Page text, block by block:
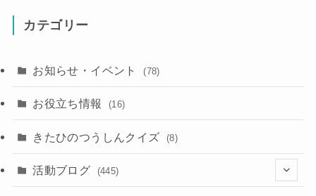
カテゴリー
お知らせ・イベント (78)
お役立ち情報 (16)
きたひのつうしんクイズ (8)
活動ブログ (445)